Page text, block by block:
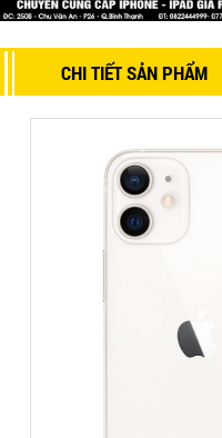
CHI TIẾT SẢN PHẨM